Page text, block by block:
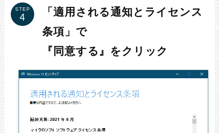
STEP
「適用される通知とライセンス
条項」で
『同意する』をクリック